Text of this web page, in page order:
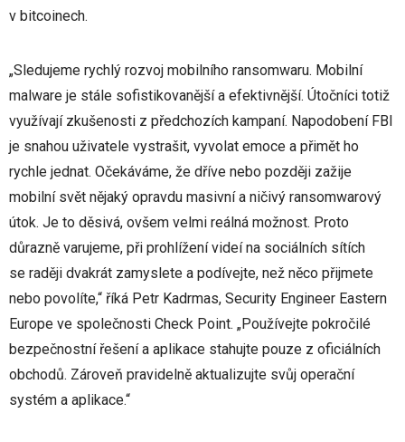
v bitcoinech.
„Sledujeme rychlý rozvoj mobilního ransomwaru. Mobilní
malware je stále sofistikovanější a efektivnější. Útočníci totiž
využívají zkušenosti z předchozích kampaní. Napodobení FBI
je snahou uživatele vystrašit, vyvolat emoce a přimět ho
rychle jednat. Očekáváme, že dříve nebo později zažije
mobilní svět nějaký opravdu masivní a ničivý ransomwarový
útok. Je to děsivá, ovšem velmi reálná možnost. Proto
důrazně varujeme, při prohlížení videí na sociálních sítích
se raději dvakrát zamyslete a podívejte, než něco přijmete
nebo povolíte,“ říká Petr Kadrmas, Security Engineer Eastern
Europe ve společnosti Check Point. „Používejte pokročilé
bezpečnostní řešení a aplikace stahujte pouze z oficiálních
obchodů. Zároveň pravidelně aktualizujte svůj operační
systém a aplikace.“